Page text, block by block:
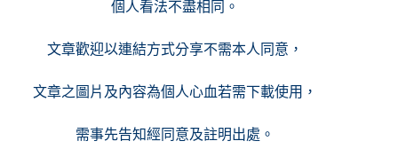
個人看法不盡相同。
文章歡迎以連結方式分享不需本人同意，
文章之圖片及內容為個人心血若需下載使用，
需事先告知經同意及註明出處。